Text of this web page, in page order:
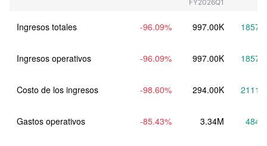
FY2026Q1
Ingresos totales -96.09% 997.00K
Ingresos operativos -96.09% 997.00K
Costo de los ingresos -98.60% 294.00K
Gastos operativos -85.43% 3.34M